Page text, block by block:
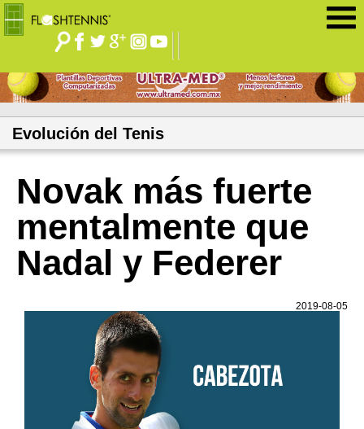
Evolución del Tenis
Novak más fuerte
mentalmente que
Nadal y Federer
2019-08-05